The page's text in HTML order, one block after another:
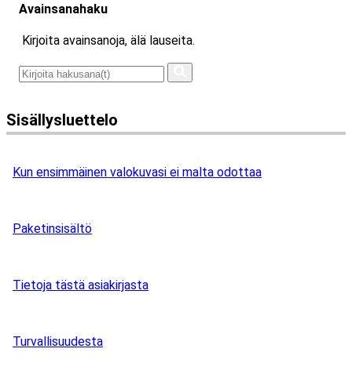
Avainsanahaku
Kirjoita avainsanoja, älä lauseita.
Sisällysluettelo
Kun ensimmäinen valokuvasi ei malta odottaa
Paketinsisältö
Tietoja tästä asiakirjasta
Turvallisuudesta